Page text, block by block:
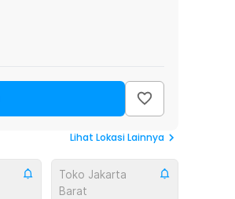
Lihat Lokasi Lainnya
Toko Jakarta
Barat